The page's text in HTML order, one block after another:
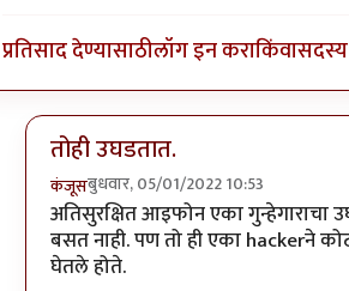
प्रतिसाद देण्यासाठीलॉग इन कराकिंवासदस्य
तोही उघडतात.
कंजूसबुधवार, 05/01/2022 10:53
In reply toतो जुना ब्लॅकबेरी फोन होता
अतिसुरक्षित आइफोन एका गुन्हेगाराचा
बसत नाही. पण तो ही एका hackerने
घेतले होते.